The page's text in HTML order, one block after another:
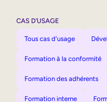
CAS D’USAGE
Tous cas d'usage
Formation à la conformité
Formation des adhérents
Formation interne